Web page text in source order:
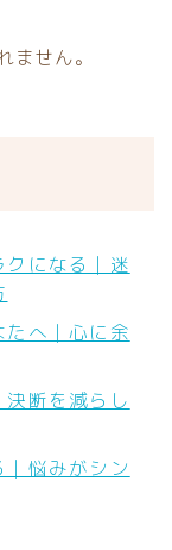
せん。
になる｜迷
へ｜心に余
断を減らし
悩みがシン